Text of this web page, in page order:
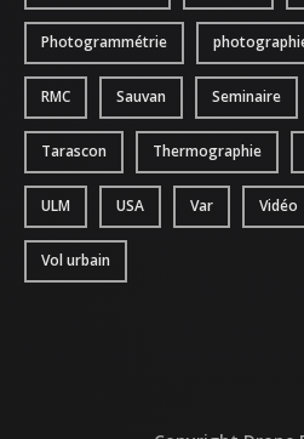
Photogrammétrie
RMC Sauvan Seminaire
Tarascon Thermographie
ULM USA Var Vidéo
Vol urbain